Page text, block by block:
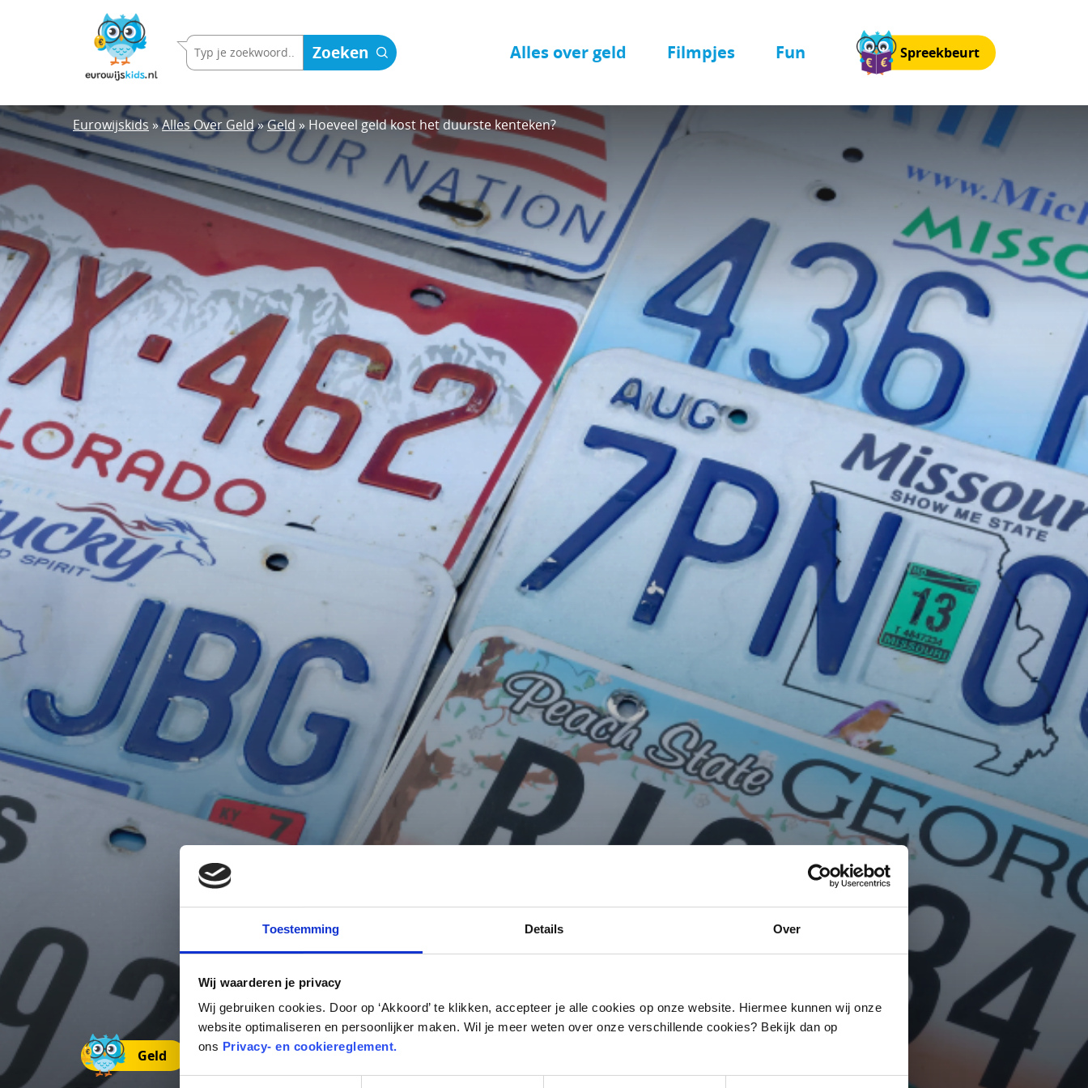
Toestemming Details Over
Wij waarderen je privacy
Wij gebruiken cookies. Door op ‘Akkoord’ te klikken, accepteer je alle cookies op onze website. Hiermee kunnen wij onze
website optimaliseren en persoonlijker maken. Wil je meer weten over onze verschillende cookies? Bekijk dan op
ons Privacy- en cookiereglement.
inhoud
gaan
Zoeken Alles over geld Filmpjes Fun Spreekbeurt
Eurowijskids »Alles Over Geld»Geld » Hoeveel geld kost het duurste kenteken?
Geld